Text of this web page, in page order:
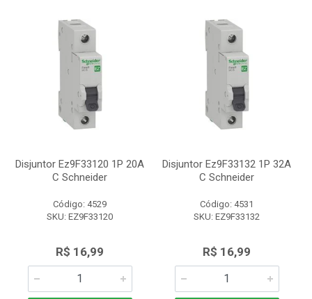
Disjuntor Ez9F33120 1P 20A
C Schneider
Código: 4529
SKU: EZ9F33120
R$ 16,99
Disjuntor Ez9F33132 1P 32A
C Schneider
Código: 4531
SKU: EZ9F33132
R$ 16,99